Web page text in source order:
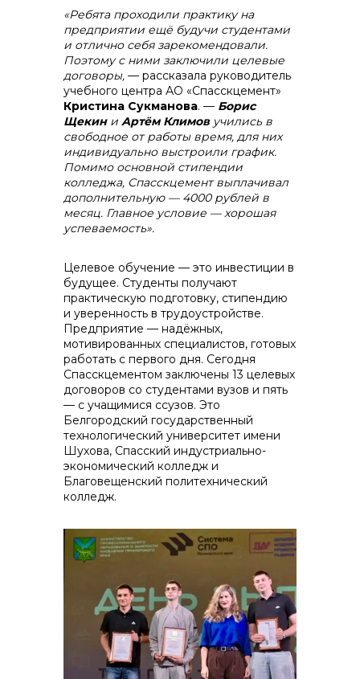
info@vostokcement.ru
«Ребята проходили практику на
предприятии ещё будучи студентами
и отлично себя зарекомендовали.
Поэтому с ними заключили целевые
договоры, — рассказала руководитель
учебного центра АО «Спасскцемент»
Кристина Сукманова. — Борис
Щекини Артём Климовучились в
свободное от работы время, для них
индивидуально выстроили график.
Помимо основной стипендии
колледжа, Спасскцемент выплачивал
дополнительную — 4000 рублей в
месяц. Главное условие — хорошая
успеваемость».
Целевое обучение — это инвестиции в
будущее. Студенты получают
практическую подготовку, стипендию
и уверенность в трудоустройстве.
Предприятие — надёжных,
мотивированных специалистов, готовых
работать с первого дня. Сегодня
Спасскцементом заключены 13 целевых
договоров со студентами вузов и пять
— с учащимися ссузов. Это
Белгородский государственный
технологический университет имени
Шухова, Спасский индустриально-
экономический колледж и
Благовещенский политехнический
колледж.